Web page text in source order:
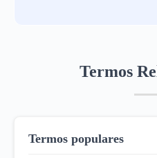
Termos
Termos populares